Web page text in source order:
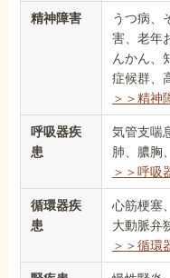
精神障害
うつ病、
害、老年
んかん、
症候群、
＞＞精神
呼吸器疾
患
気管支喘
肺、膿胸
＞＞呼吸
循環器疾
患
心筋梗塞
大動脈弁
＞＞循環